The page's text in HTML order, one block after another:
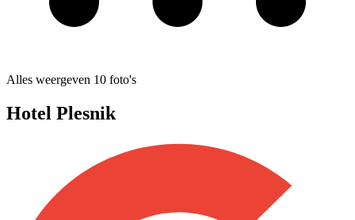
Alles weergeven 10 foto's
Hotel Plesnik